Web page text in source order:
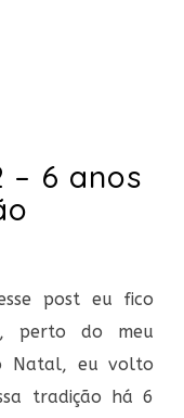
– 6 anos
post eu fico
perto do meu
Natal, eu volto
tradição há 6